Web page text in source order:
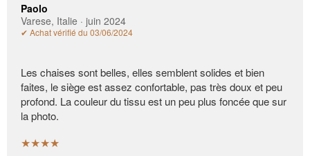
Paolo
Varese, Italie · juin 2024
✔ Achat vérifié du 03/06/2024
Les chaises sont belles, elles semblent solides et bien
faites, le siège est assez confortable, pas très doux et peu
profond. La couleur du tissu est un peu plus foncée que sur
la photo.
★★★★